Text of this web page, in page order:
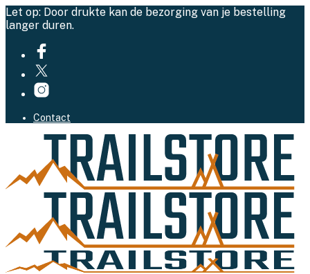
Let op: Door drukte kan de bezorging van je bestelling
langer duren.
Contact